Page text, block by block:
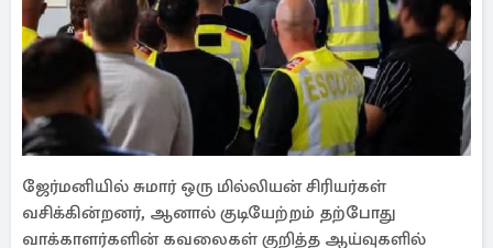
ஜேர்மனியில் சுமார் ஒரு மில்லியன் சிரியர்கள்
வசிக்கின்றனர், ஆனால் குடியேற்றம் தற்போது
வாக்காளர்களின் கவலைகள் குறித்த ஆய்வுகளில்